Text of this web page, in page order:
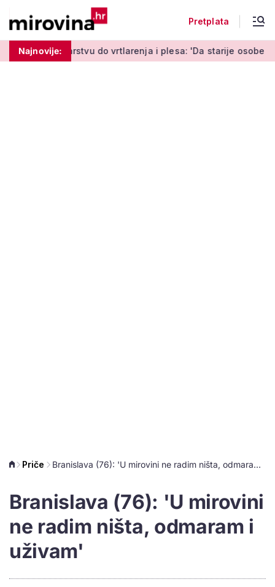
Pretplata
Najnovije:
do vrtlarenja i plesa: 'Da starije osobe ne ostavimo same'
Priče Branislava (76): 'U mirovini ne radim ništa, odmaram i uživam'
Branislava (76): 'U mirovini
ne radim ništa, odmaram i
uživam'